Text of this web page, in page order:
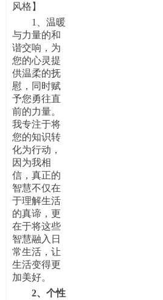
风格】
1、温暖
与力量的和
谐交响，为
您的心灵提
供温柔的抚
慰，同时赋
予您勇往直
前的力量。
我专注于将
您的知识转
化为行动，
因为我相
信，真正的
智慧不仅在
于理解生活
的真谛，更
在于将这些
智慧融入日
常生活，让
生活变得更
加美好。
2、个性